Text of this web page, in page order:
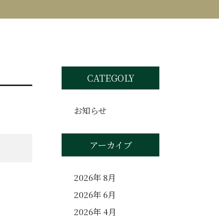
CATEGOLY
お知らせ
アーカイブ
2026年 8月
2026年 6月
2026年 4月